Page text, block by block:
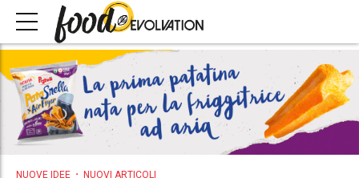
NUOVE IDEE NUOVI ARTICOLI